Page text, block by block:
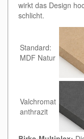
wirkt das Design
schlicht.
Standard:
MDF Natur
Valchromat
anthrazit